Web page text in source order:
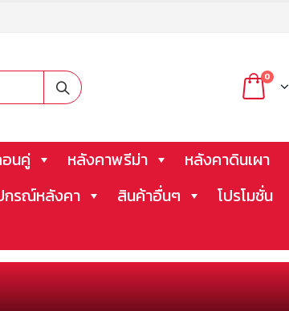
0
นคู่ หลังคาพรีม่า
หลังคาดินเผา
กรณ์หลังคา สินค้าอื่นๆ
โปรโมชั่น